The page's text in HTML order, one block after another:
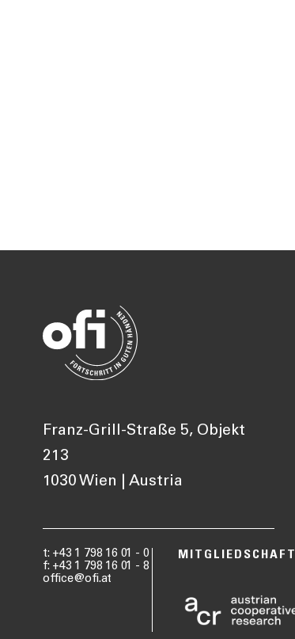
Franz-Grill-Straße 5, Objekt
213
1030 Wien | Austria
t: +43 1 798 16 01 - 0
f: +43 1 798 16 01 - 8
office@ofi.at
MITGLIEDSCHAFT